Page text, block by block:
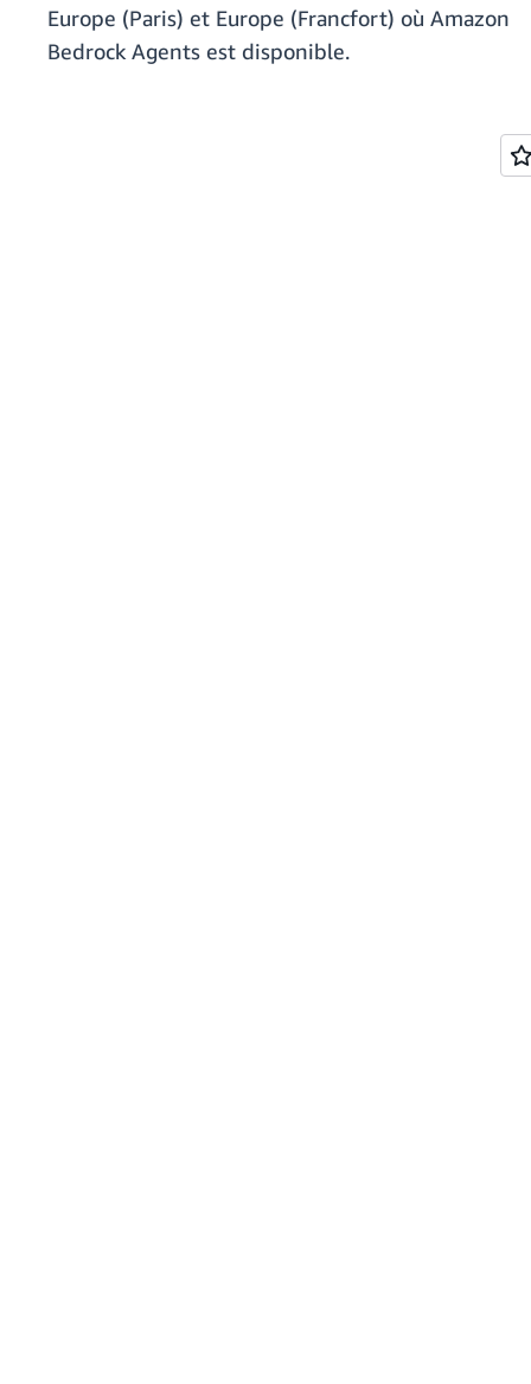
Europe (Paris) et Europe (Francfort) où Amazon
Bedrock Agents est disponible.